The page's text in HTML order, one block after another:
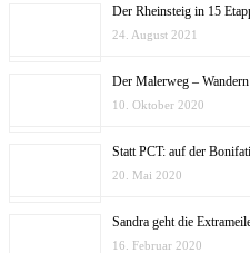
Der Rheinsteig in 15
24. August 2021
Der Malerweg –
10. Oktober 2020
Statt PCT: auf der
20. Mai 2020
Sandra geht die
16. Februar 2020